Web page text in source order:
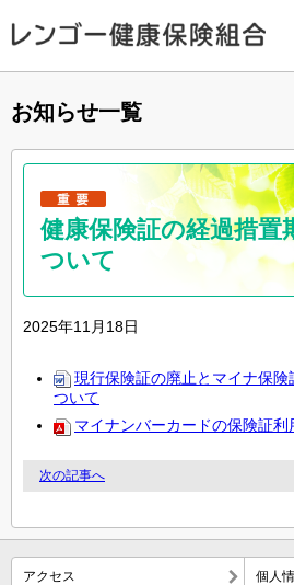
お知らせ一覧
健康保険証の経過措置
ついて
2025年11月18日
現行保険証の廃止とマイナ保険
ついて
マイナンバーカードの保険証利
次の記事へ
アクセス 個人